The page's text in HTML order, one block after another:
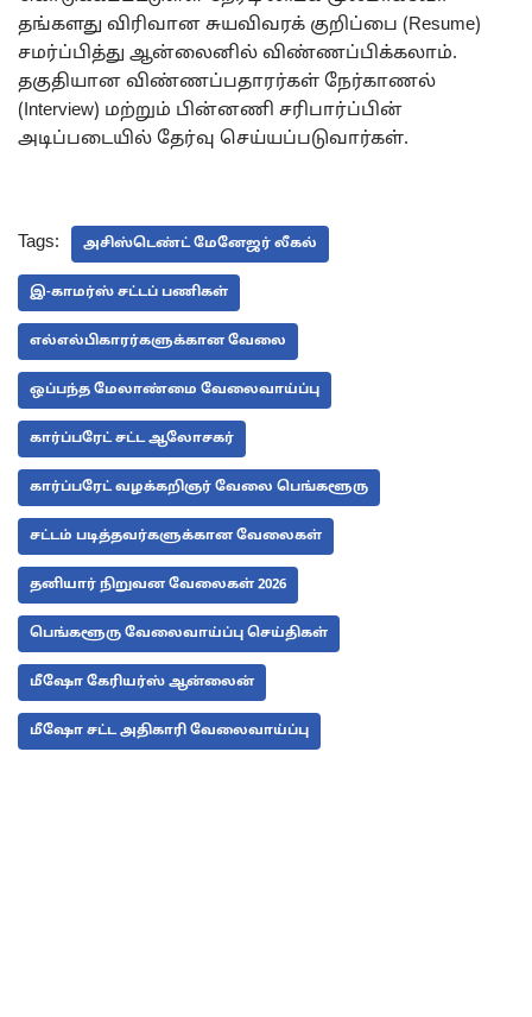
தங்களது விரிவான சுயவிவரக் குறிப்பை (Resume)
சமர்ப்பித்து ஆன்லைனில் விண்ணப்பிக்கலாம்.
தகுதியான விண்ணப்பதாரர்கள் நேர்காணல்
(Interview) மற்றும் பின்னணி சரிபார்ப்பின்
அடிப்படையில் தேர்வு செய்யப்படுவார்கள்.
Tags: அசிஸ்டெண்ட் மேனேஜர் லீகல்
இ-காமர்ஸ் சட்டப் பணிகள்
எல்எல்பிகாரர்களுக்கான வேலை
ஒப்பந்த மேலாண்மை வேலைவாய்ப்பு
கார்ப்பரேட் சட்ட ஆலோசகர்
கார்ப்பரேட் வழக்கறிஞர் வேலை பெங்களூரு
சட்டம் படித்தவர்களுக்கான வேலைகள்
தனியார் நிறுவன வேலைகள் 2026
பெங்களூரு வேலைவாய்ப்பு செய்திகள்
மீஷோ கேரியர்ஸ் ஆன்லைன்
மீஷோ சட்ட அதிகாரி வேலைவாய்ப்பு